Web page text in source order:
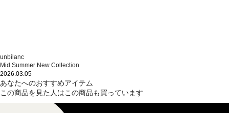
unbilanc
Mid Summer New Collection
2026.03.05
あなたへのおすすめアイテム
この商品を見た人はこの商品も買っています